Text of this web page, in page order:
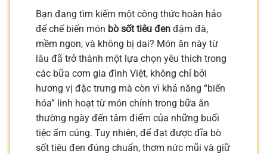
Bạn đang tìm kiếm một công thức hoàn hảo
để chế biến món bò sốt tiêu đen đậm đà,
mềm ngon, và không bị dai? Món ăn này từ
lâu đã trở thành một lựa chọn yêu thích trong
các bữa cơm gia đình Việt, không chỉ bởi
hương vị đặc trưng mà còn vì khả năng “biến
hóa” linh hoạt từ món chính trong bữa ăn
thường ngày đến tâm điểm của những buổi
tiệc ấm cúng. Tuy nhiên, để đạt được đĩa bò
sốt tiêu đen đúng chuẩn, thơm nức mũi và giữ